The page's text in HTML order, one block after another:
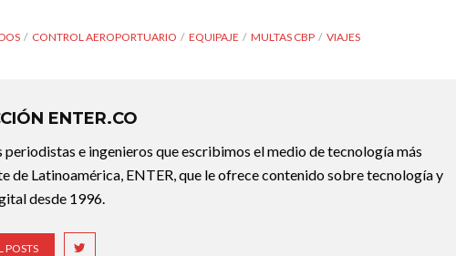
CONTROL AEROPORTUARIO EQUIPAJE MULTAS CBP VIAJES
ENTER.CO
periodistas e ingenieros que escribimos el medio de tecnología más
de Latinoamérica, ENTER, que le ofrece contenido sobre tecnología y
desde 1996.
POSTS